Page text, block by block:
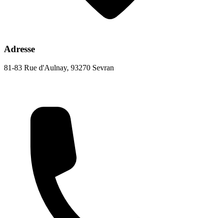
Adresse
81-83 Rue d'Aulnay, 93270 Sevran